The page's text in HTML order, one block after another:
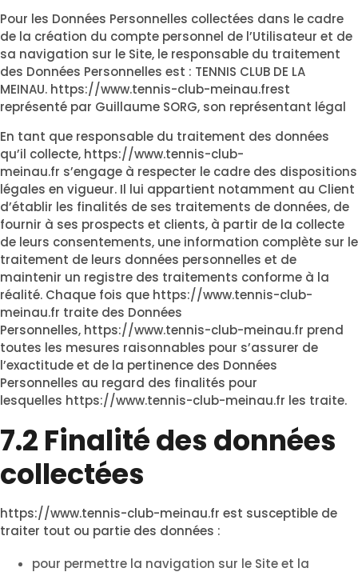
Pour les Données Personnelles collectées dans le cadre
de la création du compte personnel de l’Utilisateur et de
sa navigation sur le Site, le responsable du traitement
des Données Personnelles est : TENNIS CLUB DE LA
MEINAU. https://www.tennis-club-meinau.frest
représenté par Guillaume SORG, son représentant légal
En tant que responsable du traitement des données
qu’il collecte, https://www.tennis-club-
meinau.fr s’engage à respecter le cadre des dispositions
légales en vigueur. Il lui appartient notamment au Client
d’établir les finalités de ses traitements de données, de
fournir à ses prospects et clients, à partir de la collecte
de leurs consentements, une information complète sur le
traitement de leurs données personnelles et de
maintenir un registre des traitements conforme à la
réalité. Chaque fois que https://www.tennis-club-
meinau.fr traite des Données
Personnelles, https://www.tennis-club-meinau.fr prend
toutes les mesures raisonnables pour s’assurer de
l’exactitude et de la pertinence des Données
Personnelles au regard des finalités pour
lesquelles https://www.tennis-club-meinau.fr les traite.
7.2 Finalité des données
collectées
https://www.tennis-club-meinau.fr est susceptible de
traiter tout ou partie des données :
pour permettre la navigation sur le Site et la